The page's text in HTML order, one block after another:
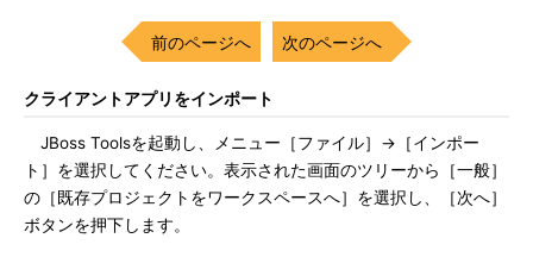
前のページへ 次のページへ
クライアントアプリをインポート
JBoss Toolsを起動し、メニュー［ファイル］→［インポー
ト］を選択してください。表示された画面のツリーから［一般］
の［既存プロジェクトをワークスペースへ］を選択し、［次へ］
ボタンを押下します。